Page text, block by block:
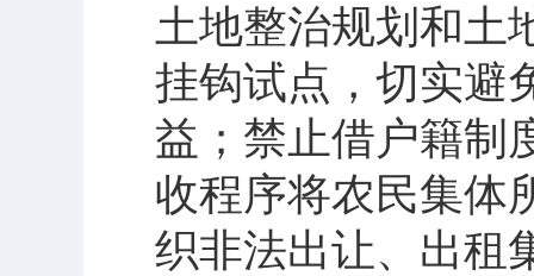
土地整治规划和土
挂钩试点，切实避
益；禁止借户籍制
收程序将农民集体
织非法出让、出租